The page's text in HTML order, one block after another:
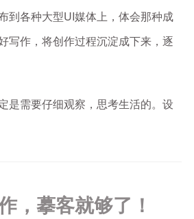
到各种大型UI媒体上，体会那种成
写作，将创作过程沉淀成下来，逐
是需要仔细观察，思考生活的。设
，摹客就够了！